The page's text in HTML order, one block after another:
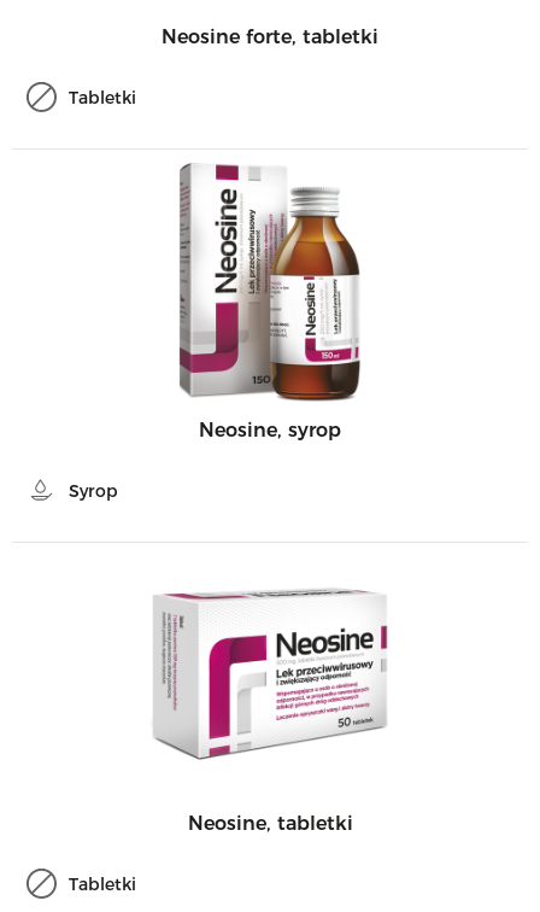
Neosine forte, tabletki
Tabletki
Neosine, syrop
Syrop
Neosine, tabletki
Tabletki